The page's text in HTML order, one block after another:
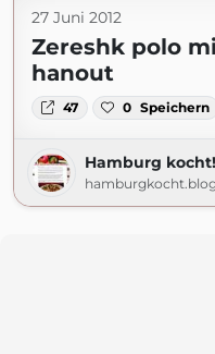
27 Juni 2012
Zereshk polo
hanout
47 0 Speichern
Hamburg kocht!